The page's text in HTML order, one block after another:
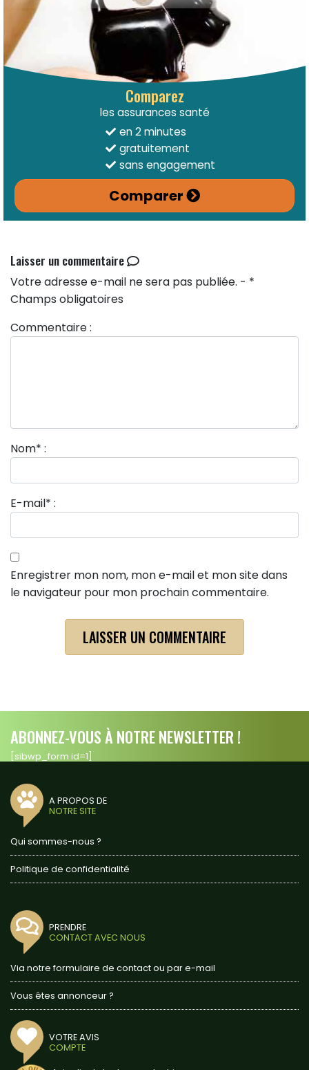
Comparez
les assurances santé
en 2 minutes
gratuitement
sans engagement
Comparer
Laisser un commentaire
Votre adresse e-mail ne sera pas publiée. - *
Champs obligatoires
Commentaire :
Nom* :
E-mail* :
Enregistrer mon nom, mon e-mail et mon site dans
le navigateur pour mon prochain commentaire.
ABONNEZ-VOUS À NOTRE NEWSLETTER !
[sibwp_form id=1]
A PROPOS DE
NOTRE SITE
Qui sommes-nous ?
Politique de confidentialité
PRENDRE
CONTACT AVEC NOUS
Via notre formulaire de contact ou par e-mail
Vous êtes annonceur ?
VOTRE AVIS
COMPTE